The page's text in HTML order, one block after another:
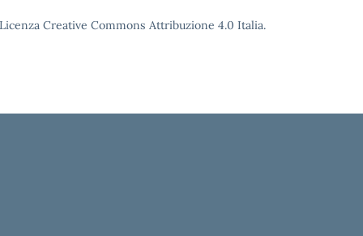
Creative Commons Attribuzione 4.0 Italia.